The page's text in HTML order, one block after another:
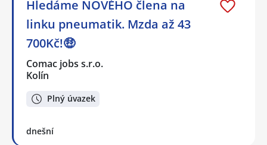
Hledáme NOVÉHO člena na
linku pneumatik. Mzda až 43
700Kč!🤑
Comac jobs s.r.o.
Kolín
Plný úvazek
dnešní